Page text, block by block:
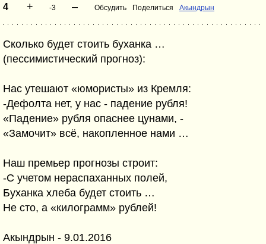
4 + -3 – Обсудить Поделиться Акындрын
Сколько будет стоить буханка …
(пессимистический прогноз):
Нас утешают «юмористы» из Кремля:
-Дефолта нет, у нас - падение рубля!
«Падение» рубля опаснее цунами, -
«Замочит» всё, накопленное нами …
Наш премьер прогнозы строит:
-С учетом нераспаханных полей,
Буханка хлеба будет стоить …
Не сто, а «килограмм» рублей!
Акындрын - 9.01.2016